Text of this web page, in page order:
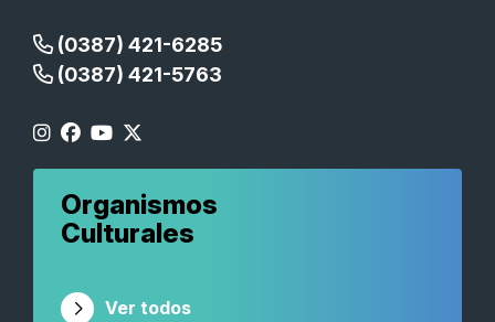
(0387) 421-6285
(0387) 421-5763
Organismos
Culturales
Ver todos